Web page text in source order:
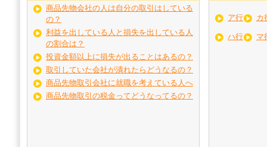
商品先物会社の人は自分の取引はしている
の？
利益を出している人と損失を出している人
の割合は？
投資金額以上に損失が出ることはあるの？
取引していた会社が潰れたらどうなるの？
商品先物取引会社に就職を考えている人へ
商品先物取引の税金ってどうなってるの？
ア行 カ
ハ行 マ